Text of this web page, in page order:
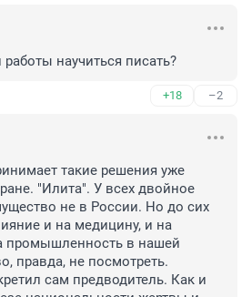
научиться писать?
+18 –2
такие решения уже
"Илита". У всех двойное
не в России. Но до сих
и на медицину, и на
промышленность в нашей
правда, не посмотреть.
сам предводитель. Как и